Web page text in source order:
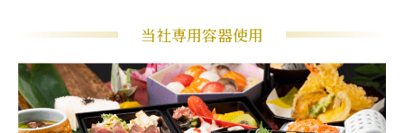
当社専用容器使用